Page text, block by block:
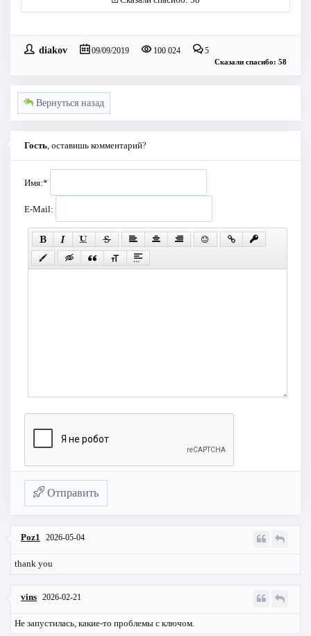
diakov 09/09/2019 100 024 5
Сказали спасибо: 58
Вернуться назад
Гость, оставишь комментарий?
Имя:*
E-Mail:
Отправить
Poz1 2026-05-04
thank you
vins 2026-02-21
Не запустилась, какие-то проблемы с ключом.